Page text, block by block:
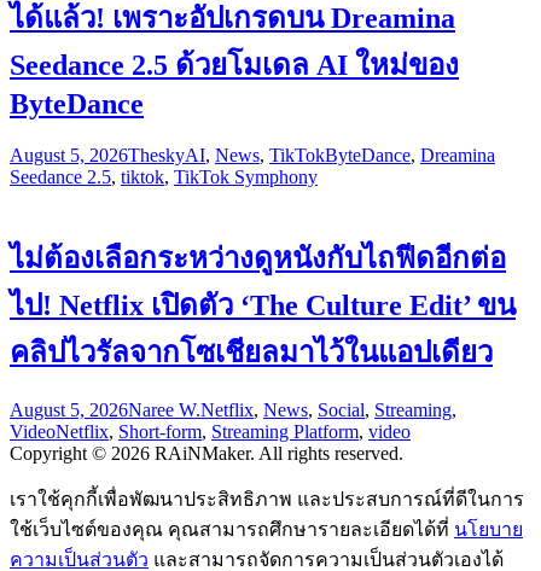
ได้แล้ว! เพราะอัปเกรดบน Dreamina
Seedance 2.5 ด้วยโมเดล AI ใหม่ของ
ByteDance
August 5, 2026TheskyAI, News, TikTokByteDance, Dreamina
Seedance 2.5, tiktok, TikTok Symphony
ไม่ต้องเลือกระหว่างดูหนังกับไถฟีดอีกต่อ
ไป! Netflix เปิดตัว ‘The Culture Edit’ ขน
คลิปไวรัลจากโซเชียลมาไว้ในแอปเดียว
August 5, 2026Naree W.Netflix, News, Social, Streaming,
VideoNetflix, Short-form, Streaming Platform, video
Copyright © 2026 RAiNMaker. All rights reserved.
เราใช้คุกกี้เพื่อพัฒนาประสิทธิภาพ และประสบการณ์ที่ดีในการ
ใช้เว็บไซต์ของคุณ คุณสามารถศึกษารายละเอียดได้ที่ นโยบาย
ความเป็นส่วนตัว และสามารถจัดการความเป็นส่วนตัวเองได้